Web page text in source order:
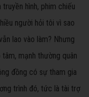
hình, phim chiếu
người hỏi tôi vì sao
lao vào làm? Nhưng
mạnh thường quân
đồng có sự tham gia
trình đó, tức là tài trợ